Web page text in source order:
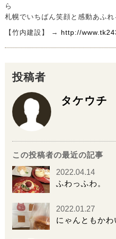
ら
札幌でいちばん笑顔と感動あふれ
【竹内建設】 → http://
投稿者
タケウチ
この投稿者の最近の記事
2022.04.14
ふわっふわ。
2022.01.27
にゃんともかわ